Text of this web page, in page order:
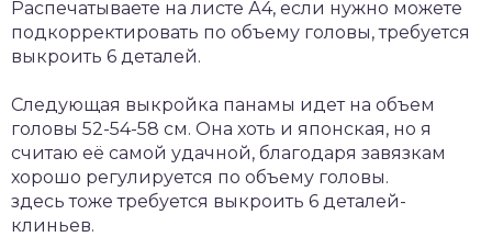
Распечатываете на листе А4, если нужно можете
подкорректировать по объему головы, требуется
выкроить 6 деталей.
Следующая выкройка панамы идет на объем
головы 52-54-58 см. Она хоть и японская, но я
считаю её самой удачной, благодаря завязкам
хорошо регулируется по объему головы.
здесь тоже требуется выкроить 6 деталей-
клиньев.